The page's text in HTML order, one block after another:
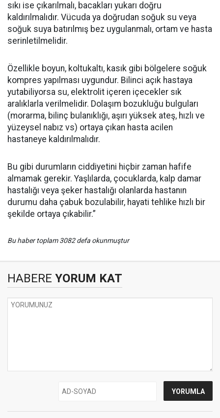
sıkı ise çıkarılmalı, bacakları yukarı doğru
kaldırılmalıdır. Vücuda ya doğrudan soğuk su veya
soğuk suya batırılmış bez uygulanmalı, ortam ve hasta
serinletilmelidir.
Özellikle boyun, koltukaltı, kasık gibi bölgelere soğuk
kompres yapılması uygundur. Bilinci açık hastaya
yutabiliyorsa su, elektrolit içeren içecekler sık
aralıklarla verilmelidir. Dolaşım bozukluğu bulguları
(morarma, bilinç bulanıklığı, aşırı yüksek ateş, hızlı ve
yüzeysel nabız vs) ortaya çıkan hasta acilen
hastaneye kaldırılmalıdır.
Bu gibi durumların ciddiyetini hiçbir zaman hafife
almamak gerekir. Yaşlılarda, çocuklarda, kalp damar
hastalığı veya şeker hastalığı olanlarda hastanın
durumu daha çabuk bozulabilir, hayati tehlike hızlı bir
şekilde ortaya çıkabilir.”
Bu haber toplam 3082 defa okunmuştur
HABERE YORUM KAT